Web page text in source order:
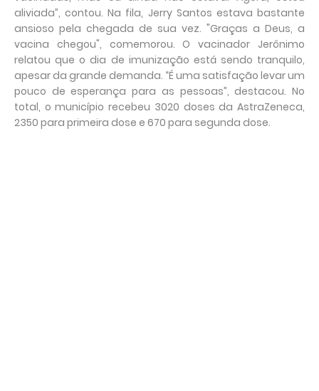
aliviada”, contou. Na fila, Jerry Santos estava bastante
ansioso pela chegada de sua vez. "Graças a Deus, a
vacina chegou", comemorou. O vacinador Jerônimo
relatou que o dia de imunização está sendo tranquilo,
apesar da grande demanda. “É uma satisfação levar um
pouco de esperança para as pessoas”, destacou. No
total, o município recebeu 3020 doses da AstraZeneca,
2350 para primeira dose e 670 para segunda dose.